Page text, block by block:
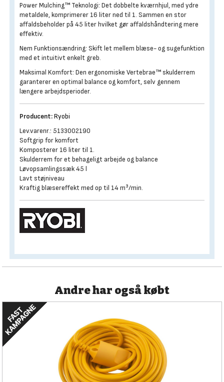
Power Mulching™ Teknologi: Det dobbelte kværnhjul, med ydre
metaldele, komprimerer 16 liter ned til 1. Sammen en stor
affaldsbeholder på 45 liter hvilket gør affaldshåndtering mere
effektiv.
Nem Funktionsændring: Skift let mellem blæse- og sugefunktion
med et intuitivt enkelt greb.
Maksimal Komfort: Den ergonomiske Vertebrae™ skulderrem
garanterer en optimal balance og komfort, selv gennem
længere arbejdsperioder.
Producent:Ryobi
Lev.varenr.: 5133002190
Softgrip for komfort
Komposterer 16 liter til 1.
Skulderrem for et behageligt arbejde og balance
Løvopsamlingssæk 45 l
Lavt støjniveau
Kraftig blæsereffekt med op til 14 m³/min.
Andre har også købt